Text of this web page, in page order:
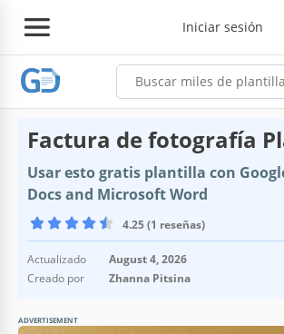
Iniciar sesión
Factura de fotografía
Usar esto gratis plantilla con
Docs and Microsoft Word
4.25 (1 reseñas)
Actualizado
August 4, 2026
Creado por
Zhanna Pitsina
ADVERTISEMENT